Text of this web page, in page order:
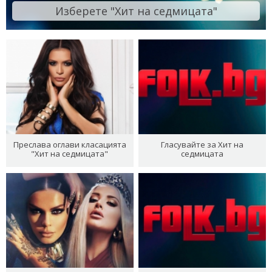
Изберете "Хит на седмицата"
Преслава оглави класацията
"Хит на седмицата"
Гласувайте за Хит на
седмицата